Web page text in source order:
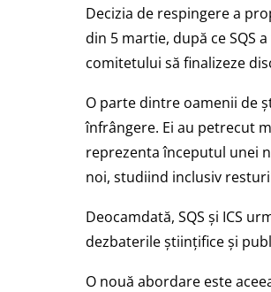
Decizia de respingere a
din 5 martie, după ce SQS
comitetului să finalizeze
O parte dintre oamenii de
înfrângere. Ei au petrecut
reprezenta începutul unei
noi, studiind inclusiv
Deocamdată, SQS și ICS
dezbaterile științifice și
O nouă abordare este